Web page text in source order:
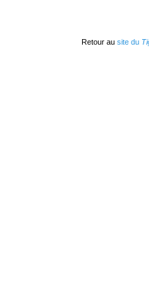
Retour au site du